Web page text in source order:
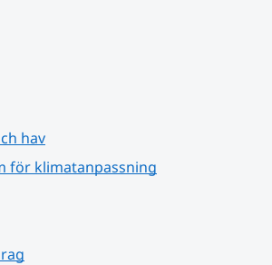
hav
för klimatanpassning